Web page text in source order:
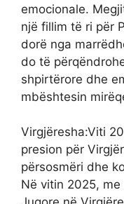
emocionale.
një fillim të ri për
dorë nga
do të
shpirtërore dhe
mbështesin
Virgjëresha:Viti
presion për
përsosmëri dhe
Në vitin 2025,